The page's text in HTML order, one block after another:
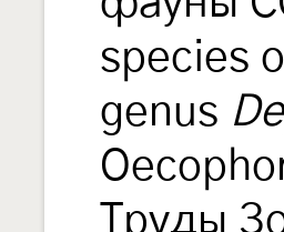
species
genus
Труды